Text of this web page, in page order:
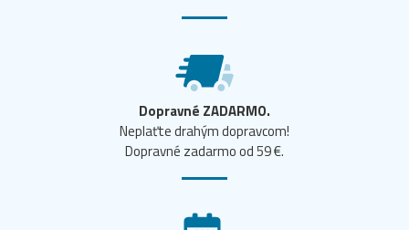
Dopravné ZADARMO.
Neplaťte drahým dopravcom!
Dopravné zadarmo od 59 €.